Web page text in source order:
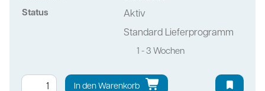
Status
Aktiv
Standard Lieferprogramm
1 - 3 Wochen
In den Warenkorb